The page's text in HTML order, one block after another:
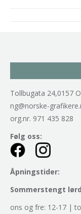
Tollbugata 24,0157
ng@norske-
org.nr. 971 435 828
Følg oss:
Åpningstider:
Sommerstengt
ons og fre: 12-17 |